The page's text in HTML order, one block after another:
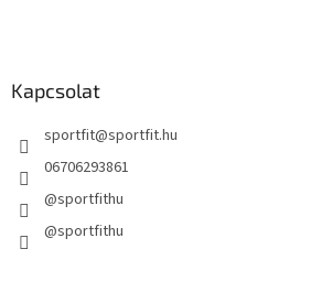
Kapcsolat
sportfit@sportfit.hu
06706293861
@sportfithu
@sportfithu